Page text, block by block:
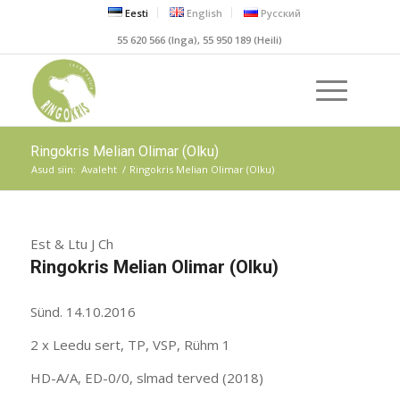
Eesti English
Русский
55 620 566 (Inga), 55 950 189 (Heili)
Ringokris Melian Olimar (Olku)
Asud siin: Avaleht / Ringokris Melian Olimar (Olku)
Est & Ltu J Ch
Ringokris Melian Olimar (Olku)
Sünd. 14.10.2016
2 x Leedu sert, TP, VSP, Rühm 1
HD-A/A, ED-0/0, slmad terved (2018)